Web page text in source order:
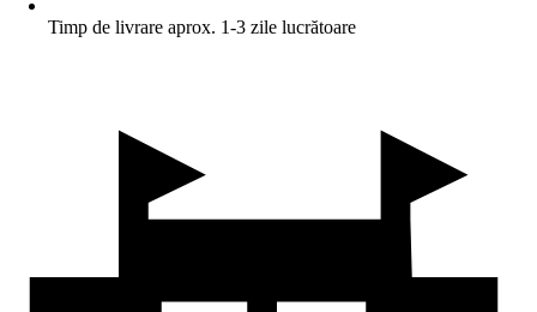
Timp de livrare aprox. 1-3 zile lucrătoare